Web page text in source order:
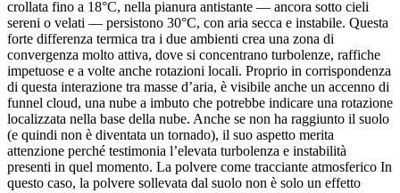
crollata fino a 18°C, nella pianura antistante — ancora sotto cieli
sereni o velati — persistono 30°C, con aria secca e instabile. Questa
forte differenza termica tra i due ambienti crea una zona di
convergenza molto attiva, dove si concentrano turbolenze, raffiche
impetuose e a volte anche rotazioni locali. Proprio in corrispondenza
di questa interazione tra masse d’aria, è visibile anche un accenno di
funnel cloud, una nube a imbuto che potrebbe indicare una rotazione
localizzata nella base della nube. Anche se non ha raggiunto il suolo
(e quindi non è diventata un tornado), il suo aspetto merita
attenzione perché testimonia l’elevata turbolenza e instabilità
presenti in quel momento. La polvere come tracciante atmosferico In
questo caso, la polvere sollevata dal suolo non è solo un effetto